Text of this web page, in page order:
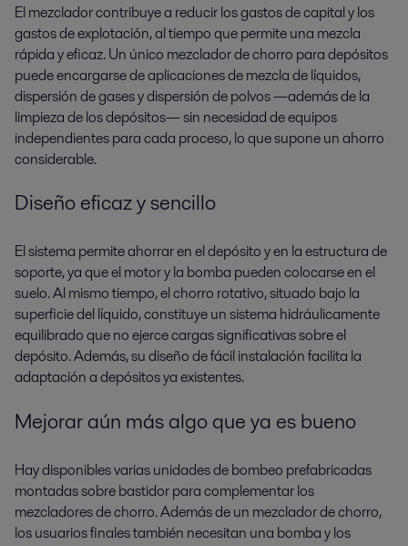
El mezclador contribuye a reducir los gastos de capital y los
gastos de explotación, al tiempo que permite una mezcla
rápida y eficaz. Un único mezclador de chorro para depósitos
puede encargarse de aplicaciones de mezcla de líquidos,
dispersión de gases y dispersión de polvos —además de la
limpieza de los depósitos— sin necesidad de equipos
independientes para cada proceso, lo que supone un ahorro
considerable.
Diseño eficaz y sencillo
El sistema permite ahorrar en el depósito y en la estructura de
soporte, ya que el motor y la bomba pueden colocarse en el
suelo. Al mismo tiempo, el chorro rotativo, situado bajo la
superficie del líquido, constituye un sistema hidráulicamente
equilibrado que no ejerce cargas significativas sobre el
depósito. Además, su diseño de fácil instalación facilita la
adaptación a depósitos ya existentes.
Mejorar aún más algo que ya es bueno
Hay disponibles varias unidades de bombeo prefabricadas
montadas sobre bastidor para complementar los
mezcladores de chorro. Además de un mezclador de chorro,
los usuarios finales también necesitan una bomba y los